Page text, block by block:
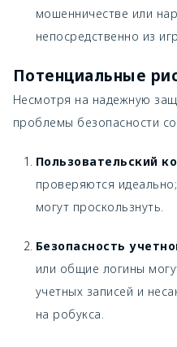
мошенничестве или
непосредственно из
Потенциальные
Несмотря на надежную
проблемы безопасности
Пользовательский
проверяются
могут проскользнуть.
Безопасность
или общие логины
учетных записей и
на робукса.